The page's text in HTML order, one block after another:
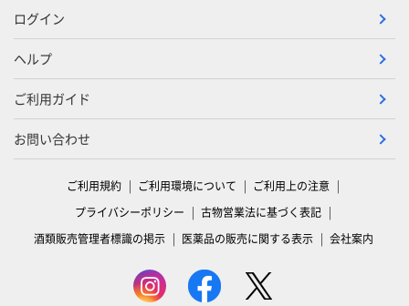
ログイン
ヘルプ
ご利用ガイド
お問い合わせ
ご利用規約 ご利用環境について
ご利用上の注意
プライバシーポリシー
古物営業法に基づく表記
酒類販売管理者標識の掲示
医薬品の販売に関する表示 会社案内